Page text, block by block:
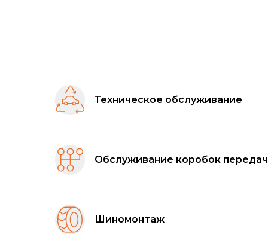
Техническое обслуживание
Обслуживание коробок передач
Шиномонтаж